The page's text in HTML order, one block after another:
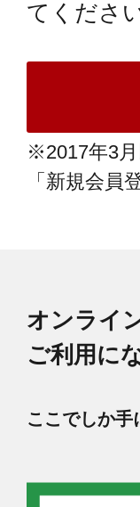
てください
※2017年3
「新規会
オンライ
ご利用に
ここでしか手